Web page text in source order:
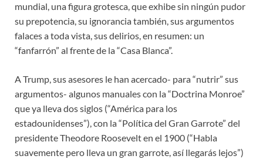
mundial, una figura grotesca, que exhibe sin ningún pudor
su prepotencia, su ignorancia también, sus argumentos
falaces a toda vista, sus delirios, en resumen: un
“fanfarrón” al frente de la “Casa Blanca”.
A Trump, sus asesores le han acercado- para “nutrir” sus
argumentos- algunos manuales con la “Doctrina Monroe”
que ya lleva dos siglos (“América para los
estadounidenses”), con la “Política del Gran Garrote” del
presidente Theodore Roosevelt en el 1900 (“Habla
suavemente pero lleva un gran garrote, así llegarás lejos”)